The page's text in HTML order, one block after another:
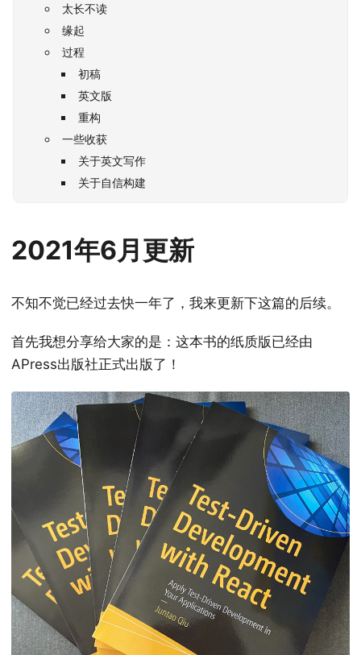
太长不读
缘起
过程
初稿
英文版
重构
一些收获
关于英文写作
关于自信构建
2021年6月更新
不知不觉已经过去快一年了，我来更新下这篇的后续。
首先我想分享给大家的是：这本书的纸质版已经由
APress出版社正式出版了！